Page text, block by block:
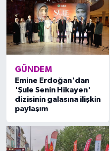
GÜNDEM
Emine Erdoğan'dan
'Şule Senin Hikayen'
dizisinin galasına ilişkin
paylaşım